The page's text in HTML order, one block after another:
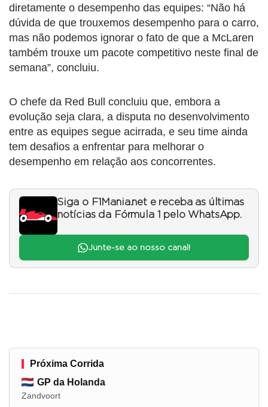
diretamente o desempenho das equipes: “Não há
dúvida de que trouxemos desempenho para o carro,
mas não podemos ignorar o fato de que a McLaren
também trouxe um pacote competitivo neste final de
semana”, concluiu.
O chefe da Red Bull concluiu que, embora a
evolução seja clara, a disputa no desenvolvimento
entre as equipes segue acirrada, e seu time ainda
tem desafios a enfrentar para melhorar o
desempenho em relação aos concorrentes.
Siga o F1Mania.net e receba as últimas
notícias da Fórmula 1 pelo WhatsApp.
Junte-se ao nosso canal!
Próxima Corrida
GP da Holanda
Zandvoort